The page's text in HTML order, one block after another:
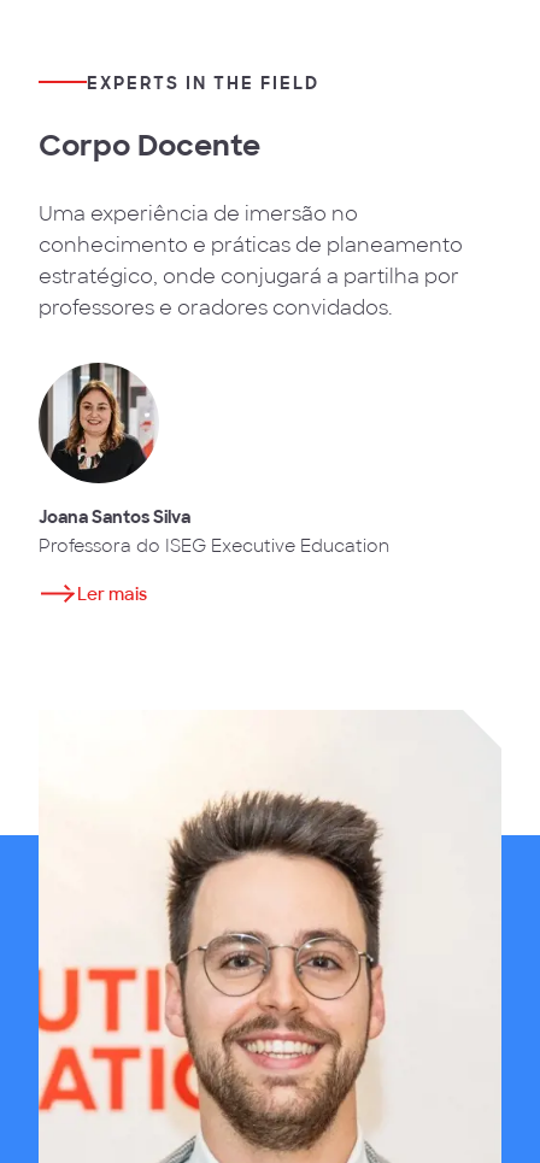
EXPERTS IN THE FIELD
Corpo Docente
Uma experiência de imersão no
conhecimento e práticas de planeamento
estratégico, onde conjugará a partilha por
professores e oradores convidados.
Joana Santos Silva
Professora do ISEG Executive Education
Ler mais